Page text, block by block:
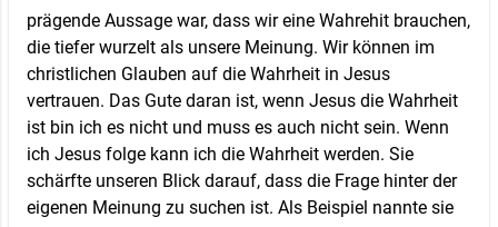
prägende Aussage war, dass wir eine Wahrehit brauchen,
die tiefer wurzelt als unsere Meinung. Wir können im
christlichen Glauben auf die Wahrheit in Jesus
vertrauen. Das Gute daran ist, wenn Jesus die Wahrheit
ist bin ich es nicht und muss es auch nicht sein. Wenn
ich Jesus folge kann ich die Wahrheit werden. Sie
schärfte unseren Blick darauf, dass die Frage hinter der
eigenen Meinung zu suchen ist. Als Beispiel nannte sie